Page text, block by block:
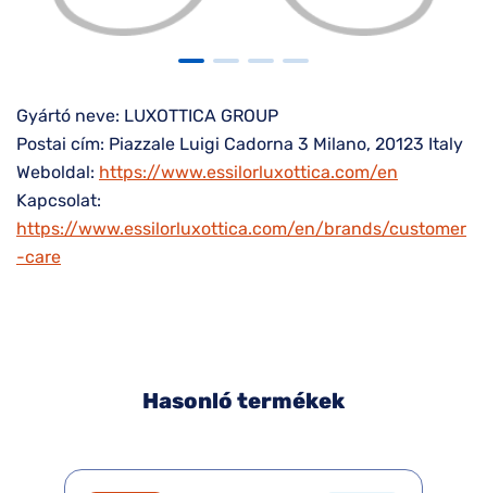
Gyártó neve: LUXOTTICA GROUP
Postai cím: Piazzale Luigi Cadorna 3 Milano, 20123 Italy
Weboldal: https://www.essilorluxottica.com/en
Kapcsolat:
https://www.essilorluxottica.com/en/brands/customer
-care
Hasonló termékek